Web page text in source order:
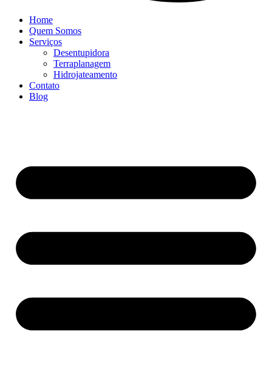
Home
Quem Somos
Serviços
Desentupidora
Terraplanagem
Hidrojateamento
Contato
Blog